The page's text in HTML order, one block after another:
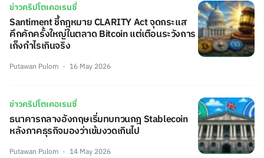
ข่าวคริปโตเคอเรนซี่
Santiment ชี้กฎหมาย CLARITY Act จุดกระแส
คึกคักครั้งใหญ่ในตลาด Bitcoin แต่เตือนระวังการ
เก็งกำไรเกินจริง
Putawan Pulom 16 May 2026
ข่าวคริปโตเคอเรนซี่
ธนาคารกลางอังกฤษเริ่มทบทวนกฎ Stablecoin
หลังภาคธุรกิจมองว่าเข้มงวดเกินไป
Putawan Pulom 14 May 2026